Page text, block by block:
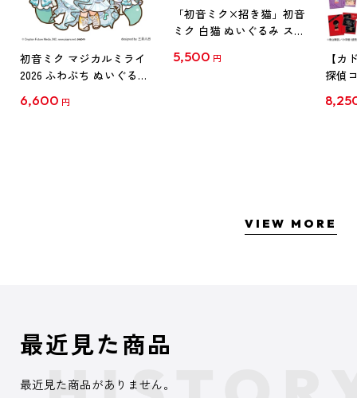
初音ミク マジカルミライ
2026 ふわぷち ぬいぐるみ
6,600 円
「初音ミク×招き猫」初音
ミク 白猫 ぬいぐるみ スタ
5,500 円
【カ
探偵
クリ
VIEW MORE
最近見た商品
最近見た商品がありません。